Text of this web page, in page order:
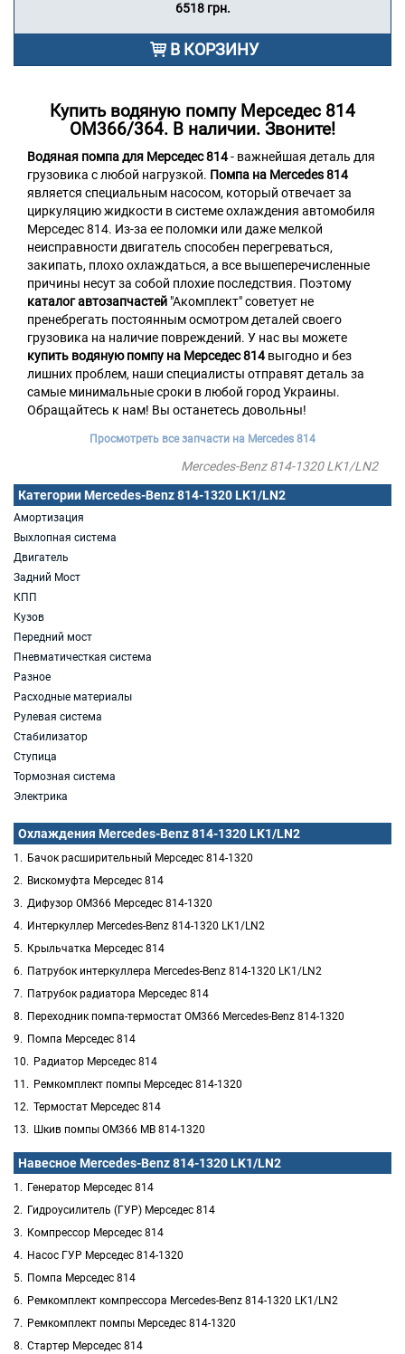
Категории Mercedes-Benz 814-1320 LK1/LN2
Амортизация
Выхлопная система
Двигатель
Задний Мост
КПП
Кузов
Передний мост
Пневматичесткая система
Разное
Расходные материалы
Рулевая система
Стабилизатор
Ступица
Тормозная система
Электрика
Охлаждения Mercedes-Benz 814-1320 LK1/LN2
Бачок расширительный Мерседес 814-1320
Вискомуфта Мерседес 814
Дифузор OM366 Мерседес 814-1320
Интеркуллер Mercedes-Benz 814-1320 LK1/LN2
Крыльчатка Мерседес 814
Патрубок интеркуллера Mercedes-Benz 814-1320 LK1/LN2
Патрубок радиатора Мерседес 814
Переходник помпа-термостат OM366 Mercedes-Benz 814-1320
Помпа Мерседес 814
Радиатор Мерседес 814
Ремкомплект помпы Мерседес 814-1320
Термостат Мерседес 814
Шкив помпы OM366 MB 814-1320
Навесное Mercedes-Benz 814-1320 LK1/LN2
Генератор Мерседес 814
Гидроусилитель (ГУР) Мерседес 814
Компрессор Мерседес 814
Насос ГУР Мерседес 814-1320
Помпа Мерседес 814
Ремкомплект компрессора Mercedes-Benz 814-1320 LK1/LN2
Ремкомплект помпы Мерседес 814-1320
Стартер Мерседес 814
6518 грн.
В КОРЗИНУ
Купить водяную помпу Мерседес 814
ОМ366/364. В наличии. Звоните!
Водяная помпа для Мерседес 814- важнейшая деталь для
грузовика с любой нагрузкой. Помпа на Mercedes 814
является специальным насосом, который отвечает за
циркуляцию жидкости в системе охлаждения автомобиля
Мерседес 814. Из-за ее поломки или даже мелкой
неисправности двигатель способен перегреваться,
закипать, плохо охлаждаться, а все вышеперечисленные
причины несут за собой плохие последствия. Поэтому
каталог автозапчастей "Акомплект" советует не
пренебрегать постоянным осмотром деталей своего
грузовика на наличие повреждений. У нас вы можете
купить водяную помпу на Мерседес 814выгодно и без
лишних проблем, наши специалисты отправят деталь за
самые минимальные сроки в любой город Украины.
Обращайтесь к нам! Вы останетесь довольны!
Просмотреть все запчасти на Mercedes 814
Mercedes-Benz 814-1320 LK1/LN2